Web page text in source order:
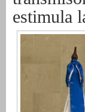
estimula